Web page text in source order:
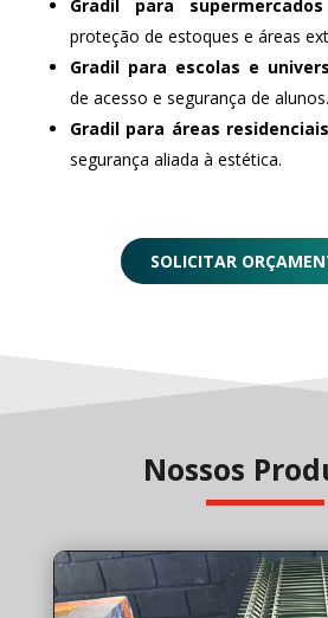
Gradil para
proteção de estoques e áreas
Gradil para escolas e
de acesso e segurança de alunos.
Gradil para áreas
segurança aliada à estética.
SOLICITAR
Nossos